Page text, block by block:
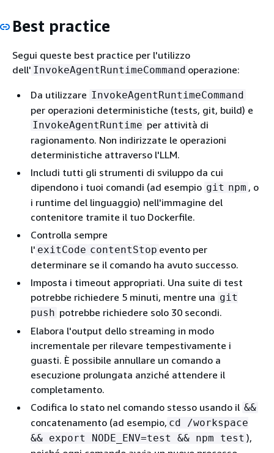
Best practice
Segui queste best practice per l'utilizzo
dell' InvokeAgentRuntimeCommand operazione:
Da utilizzare InvokeAgentRuntimeCommand
per operazioni deterministiche (tests, git, build) e
InvokeAgentRuntime per attività di
ragionamento. Non indirizzate le operazioni
deterministiche attraverso l'LLM.
Includi tutti gli strumenti di sviluppo da cui
dipendono i tuoi comandi (ad esempio git npm , o
i runtime del linguaggio) nell'immagine del
contenitore tramite il tuo Dockerfile.
Controlla sempre
l' exitCode contentStop evento per
determinare se il comando ha avuto successo.
Imposta i timeout appropriati. Una suite di test
potrebbe richiedere 5 minuti, mentre una git
push potrebbe richiedere solo 30 secondi.
Elabora l'output dello streaming in modo
incrementale per rilevare tempestivamente i
guasti. È possibile annullare un comando a
esecuzione prolungata anziché attendere il
completamento.
Codifica lo stato nel comando stesso usando il &&
concatenamento (ad esempio, cd /workspace
&& export NODE_ENV=test && npm test ),